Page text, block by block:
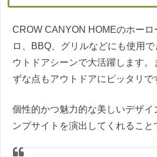
CROW CANYON HOMEのホーロ
ロ、BBQ、グリルなどにも使用
ウトドアシーンで大活躍します。
ずな点もアウトドアにピッタリで
個性的かつ魅力的な美しいデザイ
ンプサイトを演出してくれること